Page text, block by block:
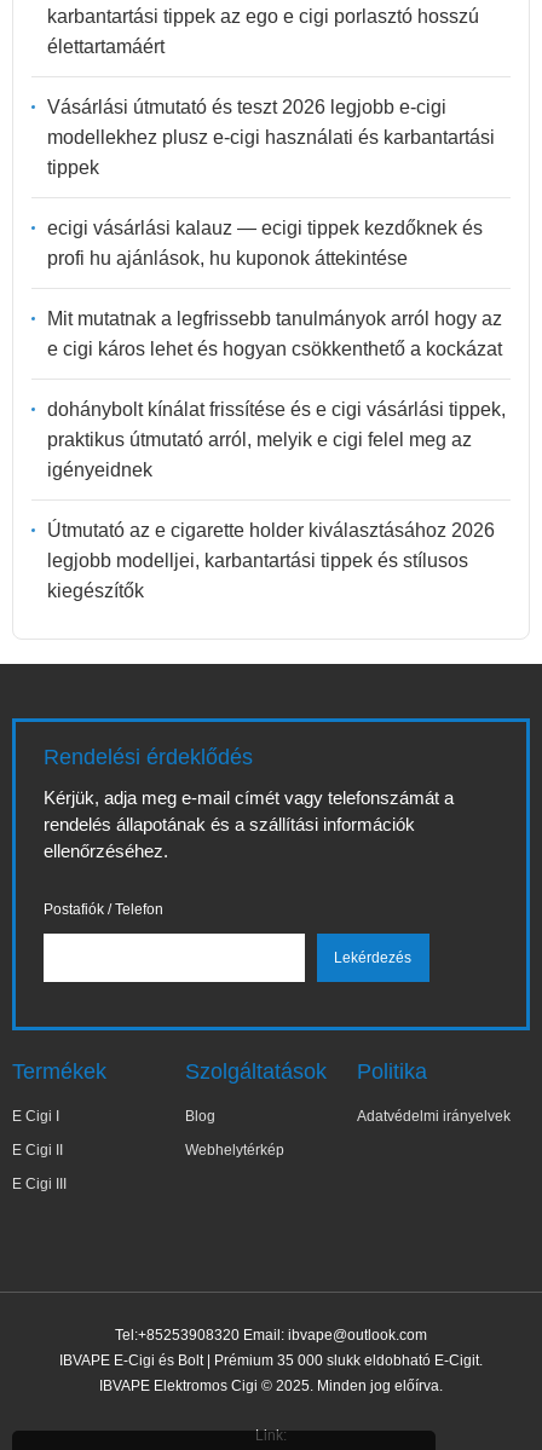
karbantartási tippek az ego e cigi porlasztó hosszú
élettartamáért
Vásárlási útmutató és teszt 2026 legjobb e-cigi
modellekhez plusz e-cigi használati és karbantartási
tippek
ecigi vásárlási kalauz — ecigi tippek kezdőknek és
profi hu ajánlások, hu kuponok áttekintése
Mit mutatnak a legfrissebb tanulmányok arról hogy az
e cigi káros lehet és hogyan csökkenthető a kockázat
dohánybolt kínálat frissítése és e cigi vásárlási tippek,
praktikus útmutató arról, melyik e cigi felel meg az
igényeidnek
Útmutató az e cigarette holder kiválasztásához 2026
legjobb modelljei, karbantartási tippek és stílusos
kiegészítők
Rendelési érdeklődés
Kérjük, adja meg e-mail címét vagy telefonszámát a
rendelés állapotának és a szállítási információk
ellenőrzéséhez.
Postafiók / Telefon
Termékek
E Cigi I
E Cigi II
E Cigi III
Szolgáltatások
Blog
Webhelytérkép
Politika
Adatvédelmi irányelvek
Tel:+85253908320 Email: ibvape@outlook.com
IBVAPE E-Cigi és Bolt | Prémium 35 000 slukk eldobható E-Cigit.
IBVAPE Elektromos Cigi © 2025. Minden jog előírva.
Link: